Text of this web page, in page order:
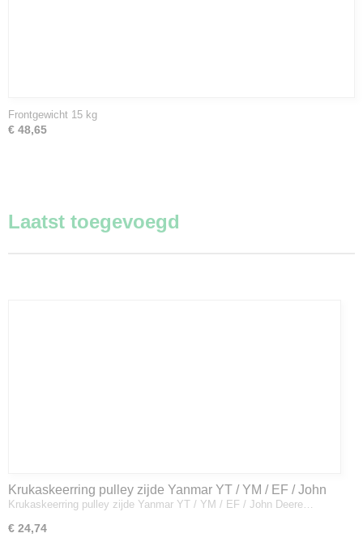
Frontgewicht 15 kg
€ 48,65
Laatst toegevoegd
Krukaskeerring pulley zijde Yanmar YT / YM / EF / John
Deere - 119934-01800
Krukaskeerring pulley zijde Yanmar YT / YM / EF / John Deere…
€ 24,74